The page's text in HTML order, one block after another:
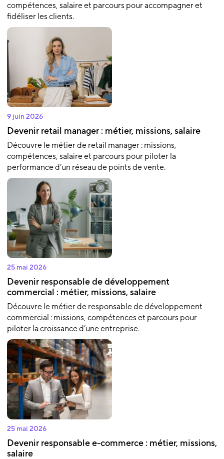
compétences, salaire et parcours pour accompagner et
fidéliser les clients.
9 juin 2026
Devenir retail manager : métier, missions, salaire
Découvre le métier de retail manager : missions,
compétences, salaire et parcours pour piloter la
performance d’un réseau de points de vente.
25 mai 2026
Devenir responsable de développement
commercial : métier, missions, salaire
Découvre le métier de responsable de développement
commercial : missions, compétences et parcours pour
piloter la croissance d’une entreprise.
25 mai 2026
Devenir responsable e-commerce : métier, missions,
salaire